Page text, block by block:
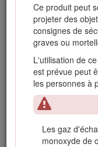
Ce produit peut
projeter des
consignes de
graves ou
L'utilisation de
est prévue peut
les personnes à
Les gaz
monoxyde de
Laissez
machine
Pour
batterie
de tout
feuilles.
marche,
raccords